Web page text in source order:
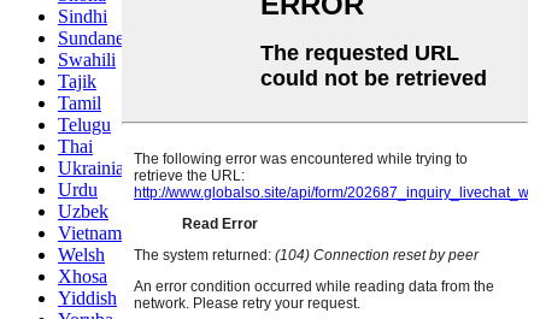
Sindhi
Sundanese
Swahili
Tajik
Tamil
Telugu
Thai
Ukrainian
Urdu
Uzbek
Vietnamese
Welsh
Xhosa
Yiddish